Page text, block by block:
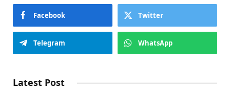
Facebook Twitter
Telegram WhatsApp
Latest Post